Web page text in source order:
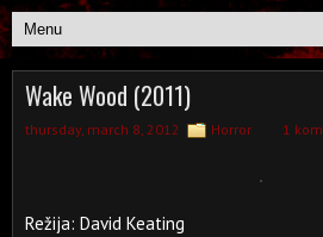
Wake Wood (2011)
thursday, march 8, 2012 Horror 1
Režija: David Keating